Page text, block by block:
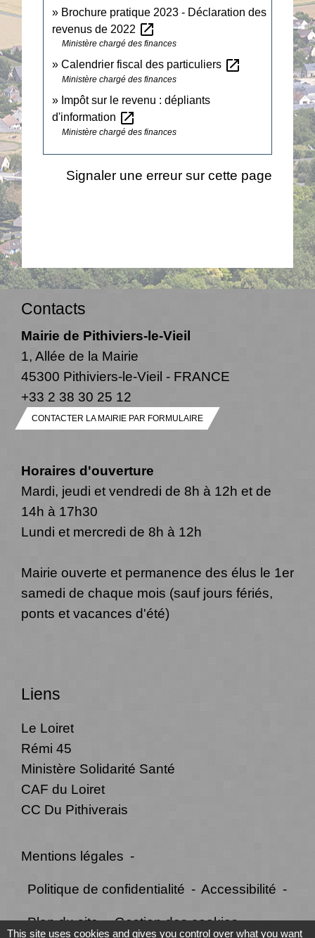
Brochure pratique 2023 - Déclaration des
revenus de 2022 open_in_new
Ministère chargé des finances
Calendrier fiscal des particuliers open_in_new
Ministère chargé des finances
Impôt sur le revenu : dépliants
d'information open_in_new
Ministère chargé des finances
Signaler une erreur sur cette page
Contacts
Mairie de Pithiviers-le-Vieil
1, Allée de la Mairie
45300 Pithiviers-le-Vieil - FRANCE
+33 2 38 30 25 12
CONTACTER LA MAIRIE PAR FORMULAIRE
Horaires d'ouverture
Mardi, jeudi et vendredi de 8h à 12h et de
14h à 17h30
Lundi et mercredi de 8h à 12h
Mairie ouverte et permanence des élus le 1er
samedi de chaque mois (sauf jours fériés,
ponts et vacances d'été)
Liens
Le Loiret
Rémi 45
Ministère Solidarité Santé
CAF du Loiret
CC Du Pithiverais
Mentions légales -
Politique de confidentialité - Accessibilité -
Plan du site - Gestion des cookies
This site uses cookies and gives you control over what you want